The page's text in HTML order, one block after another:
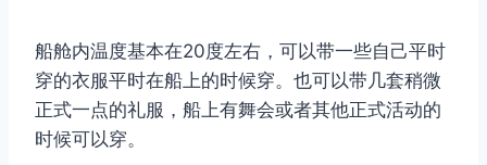
船舱内温度基本在20度左右，可以带一些自己平时
穿的衣服平时在船上的时候穿。也可以带几套稍微
正式一点的礼服，船上有舞会或者其他正式活动的
时候可以穿。